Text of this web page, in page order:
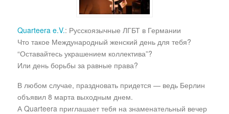
Quarteera e.V.: Русскоязычные ЛГБТ в Германии
Что такое Международный женский день для тебя?
“Оставайтесь украшением коллектива”?
Или день борьбы за равные права?
В любом случае, праздновать придется — ведь Берлин
объявил 8 марта выходным днем.
А Quarteera приглашает тебя на знаменательный вечер